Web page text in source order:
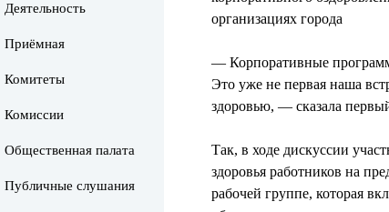
Деятельность
Приёмная
Комитеты
Комиссии
Общественная палата
Публичные слушания
— Корпоративные
Это уже не первая наша
здоровью, — сказала
Так, в ходе дискуссии
здоровья работников на
рабочей группе, которая